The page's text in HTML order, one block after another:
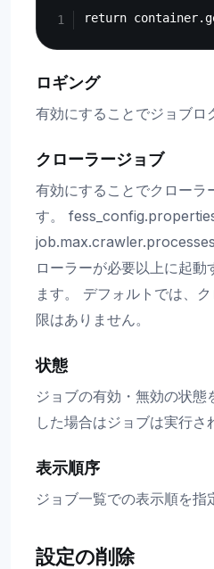
ロギング
有効にすることでジョブロ
クローラージョブ
有効にすることでクローラ
す。
ローラーが必要以上に起動
ます。 デフォルトでは、
限はありません。
状態
ジョブの有効・無効の状態
した場合はジョブは実行さ
表示順序
ジョブ一覧での表示順を指
設定の削除